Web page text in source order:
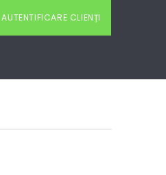
AUTENTIFICARE CLIENȚI